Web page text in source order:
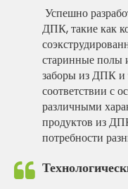
Успешно
ДПК, такие как
старинные
заборы из ДПК и
соответствии с
различными
продуктов из
потребности